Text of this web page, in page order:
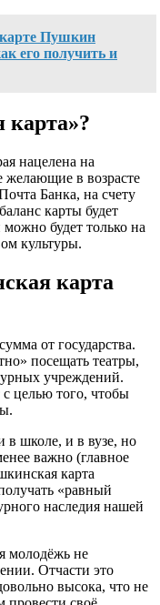
Пушкин
его получить и
нацелена на
желающие в возрасте
Банка, на счету
карты будет
можно будет только на
культуры.
карта
от государства.
посещать театры,
учреждений.
с целью того, чтобы
в школе, и в вузе, но
важно (главное
карта
«равный
наследия нашей
молодёжь не
Отчасти это
высока, что не